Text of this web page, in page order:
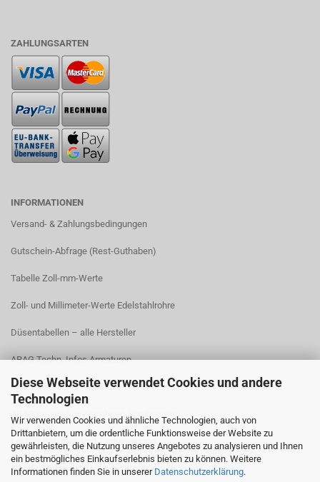
Diese Webseite verwendet Cookies und andere
Technologien
Wir verwenden Cookies und ähnliche Technologien, auch von
Drittanbietern, um die ordentliche Funktionsweise der Website zu
gewährleisten, die Nutzung unseres Angebotes zu analysieren und Ihnen
ein bestmögliches Einkaufserlebnis bieten zu können. Weitere
Informationen finden Sie in unserer Datenschutzerklärung.
ZAHLUNGSARTEN
INFORMATIONEN
Versand- & Zahlungsbedingungen​
Gutschein-Abfrage (Rest-Guthaben)
Tabelle Zoll-mm-Werte
Zoll- und Millimeter-Werte Edelstahlrohre
Düsentabellen – alle Hersteller
ARAG Techn. Infos Armaturen
ARAG Installation Gleichdruck-Armaturen
ARAG Installation Armaturen Sprühgeräte
Lechler Behälter- und Tankreinigung
TeeJet Technische Informationen